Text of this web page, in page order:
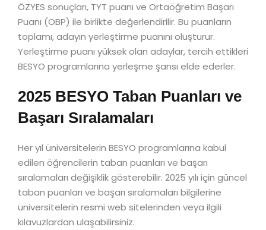
ÖZYES sonuçları, TYT puanı ve Ortaöğretim Başarı
Puanı (OBP) ile birlikte değerlendirilir. Bu puanların
toplamı, adayın yerleştirme puanını oluşturur.
Yerleştirme puanı yüksek olan adaylar, tercih ettikleri
BESYO programlarına yerleşme şansı elde ederler.
2025 BESYO Taban Puanları ve
Başarı Sıralamaları
Her yıl üniversitelerin BESYO programlarına kabul
edilen öğrencilerin taban puanları ve başarı
sıralamaları değişiklik gösterebilir. 2025 yılı için güncel
taban puanları ve başarı sıralamaları bilgilerine
üniversitelerin resmi web sitelerinden veya ilgili
kılavuzlardan ulaşabilirsiniz.